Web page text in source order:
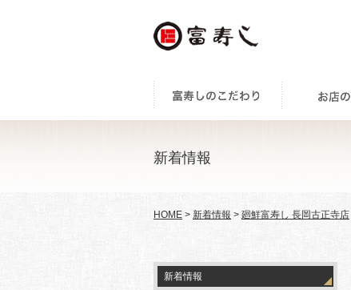
新着情報
HOME > 新着情報 > 廻鮮富寿し 長岡古正寺店
新着情報